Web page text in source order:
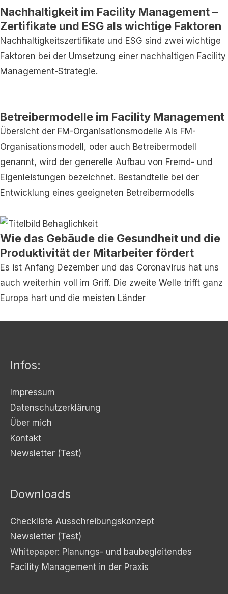
Nachhaltigkeit im Facility Management –
Zertifikate und ESG als wichtige Faktoren
Nachhaltigkeitszertifikate und ESG sind zwei wichtige
Faktoren bei der Umsetzung einer nachhaltigen Facility
Management-Strategie.
Betreibermodelle im Facility Management
Übersicht der FM-Organisationsmodelle Als FM-
Organisationsmodell, oder auch Betreibermodell
genannt, wird der generelle Aufbau von Fremd- und
Eigenleistungen bezeichnet. Bestandteile bei der
Entwicklung eines geeigneten Betreibermodells
Wie das Gebäude die Gesundheit und die
Produktivität der Mitarbeiter fördert
Es ist Anfang Dezember und das Coronavirus hat uns
auch weiterhin voll im Griff. Die zweite Welle trifft ganz
Europa hart und die meisten Länder
Infos:
Impressum
Datenschutzerklärung
Über mich
Kontakt
Newsletter (Test)
Downloads
Checkliste Ausschreibungskonzept
Newsletter (Test)
Whitepaper: Planungs- und baubegleitendes
Facility Management in der Praxis